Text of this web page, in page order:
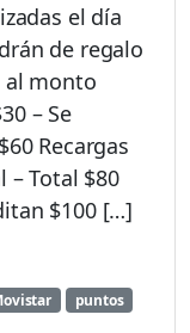
r
o
m
o
c
i
ó
n
e
e
el día
de regalo
al monto
– Se
Recargas
– Total $80
$100 […]
puntos